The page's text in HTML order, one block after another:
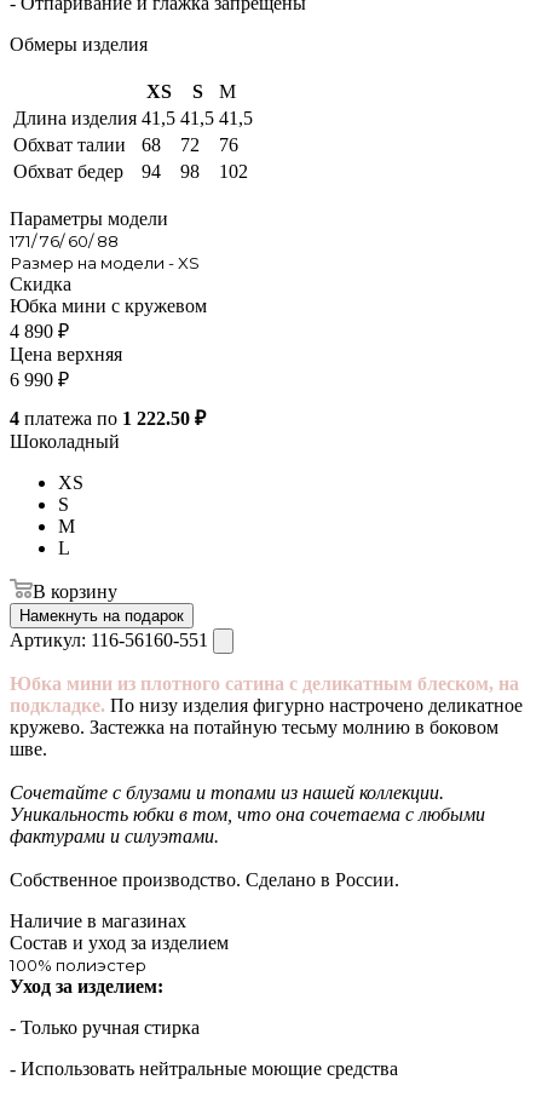
Обмеры изделия
XS S
M
Длина изделия 41,5 41,5 41,5
Обхват талии
68 72
76
Обхват бедер
94 98 102
Параметры модели
171/ 76/ 60/ 88
Размер на модели - XS
Скидка
Юбка мини с кружевом
4 890 ₽
Цена верхняя
6 990 ₽
4 платежа по 1 222.50 ₽
Шоколадный
XS
S
M
L
В корзину
Намекнуть на подарок
Артикул: 116-56160-551
Юбка мини из плотного сатина с деликатным блеском, на
подкладке. По низу изделия фигурно настрочено деликатное
кружево. Застежка на потайную тесьму молнию в боковом
шве.
Сочетайте с блузами и топами из нашей коллекции.
Уникальность юбки в том, что она сочетаема с любыми
фактурами и силуэтами.
Собственное производство. Сделано в России.
Наличие в магазинах
Состав и уход за изделием
100% полиэстер
Уход за изделием:
- Только ручная стирка
- Использовать нейтральные моющие средства